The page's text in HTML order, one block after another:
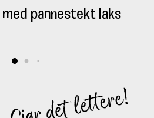
med pannestekt laks